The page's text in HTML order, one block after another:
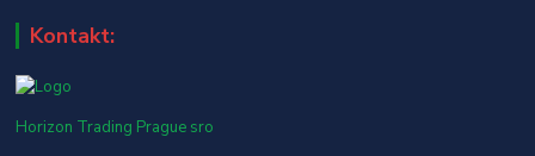
Kontakt:
Horizon Trading Prague sro